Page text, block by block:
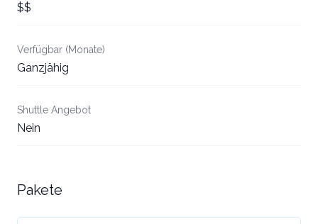
$$
Verfügbar (Monate)
Ganzjähig
Shuttle Angebot
Nein
Pakete